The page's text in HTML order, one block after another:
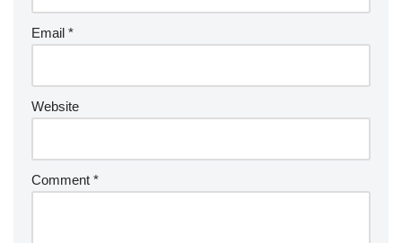
Email *
Website
Comment *